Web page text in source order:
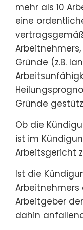
mehr als 10
eine
Gründe (z.B.
Gründe
Ob die
ist im
Arbeitsgericht
Ist die
Arbeitgeber
dahin